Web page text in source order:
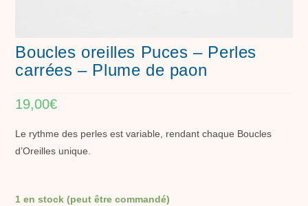
Boucles oreilles Puces – Perles
carrées – Plume de paon
19,00€
Le rythme des perles est variable, rendant chaque Boucles
d’Oreilles unique.
1 en stock (peut être commandé)